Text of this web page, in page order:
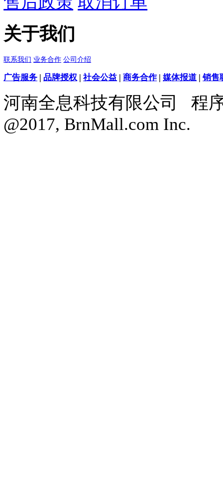
优质产品，贴心服务
天天低价，畅选无忧
购物指南
联系客服 购物流程 帮助中心